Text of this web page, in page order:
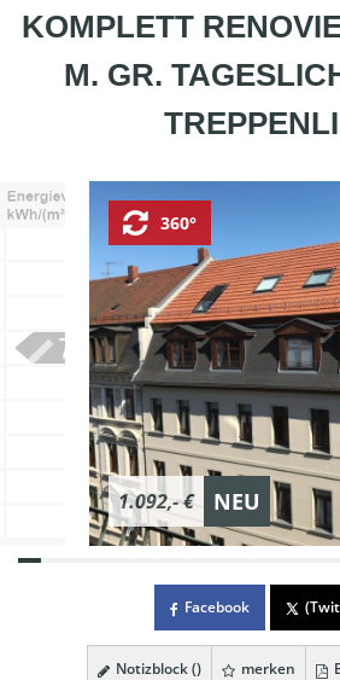
KOMPLETT
M. GR.
1.092,- € NEU
360°
Facebook
Notizblock () merken